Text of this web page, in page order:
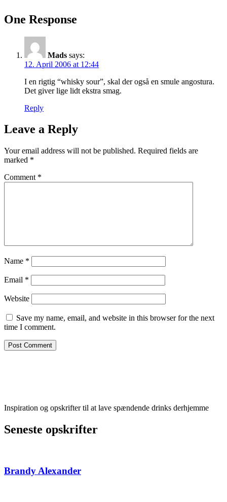
One Response
Mads says:
12. April 2006 at 12:44
I en rigtig “whisky sour”, skal der også en smule angostura.
Det giver lige lidt ekstra smag.
Reply
Leave a Reply
Your email address will not be published. Required fields are
marked *
Comment *
Name *
Email *
Website
Save my name, email, and website in this browser for the next
time I comment.
Inspiration og opskrifter til at lave spændende drinks derhjemme
Seneste opskrifter
Brandy Alexander